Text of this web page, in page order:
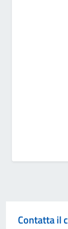
Contatta il